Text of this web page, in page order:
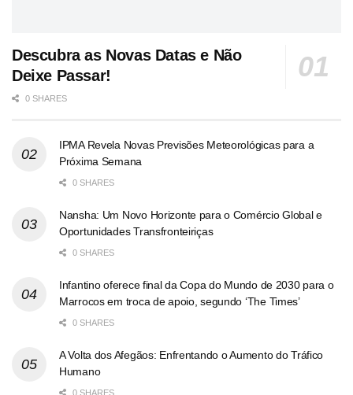
Descubra as Novas Datas e Não
Deixe Passar!
0 SHARES
IPMA Revela Novas Previsões Meteorológicas para a
Próxima Semana
0 SHARES
Nansha: Um Novo Horizonte para o Comércio Global e
Oportunidades Transfronteiriças
0 SHARES
Infantino oferece final da Copa do Mundo de 2030 para o
Marrocos em troca de apoio, segundo ‘The Times’
0 SHARES
A Volta dos Afegãos: Enfrentando o Aumento do Tráfico
Humano
0 SHARES